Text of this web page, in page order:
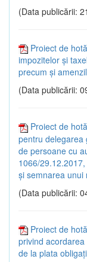
(Data publicării:
Proiect de
impozitelor și
precum și
(Data publicării:
Proiect de
pentru delegarea
de persoane cu
1066/
și semnarea unui
(Data publicării:
Proiect de
privind
de la plata